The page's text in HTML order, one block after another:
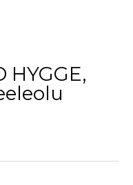
HYGGE,